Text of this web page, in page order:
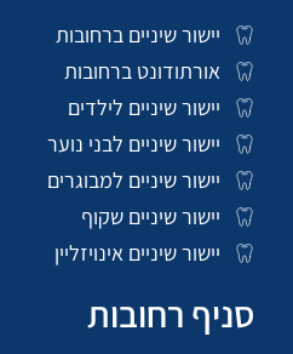
יישור שיניים ברחובות
אורתודונט ברחובות
יישור שיניים לילדים
יישור שיניים לבני נוער
יישור שיניים למבוגרים
יישור שיניים שקוף
יישור שיניים אינויזליין
סניף רחובות